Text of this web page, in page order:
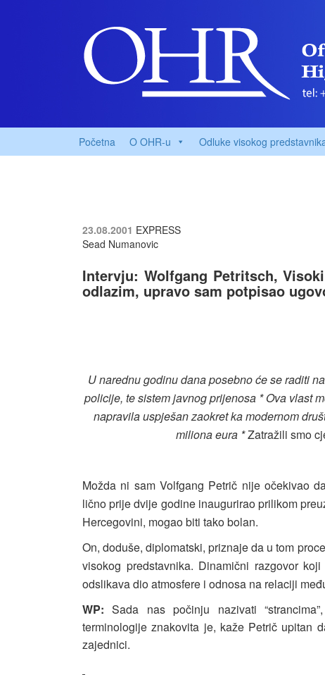
Početna O OHR-u Odluke visokog
23.08.2001 EXPRESS
Sead Numanovic
Intervju: Wolfgang Petritsch,
odlazim, upravo sam potpisao
U narednu godinu dana posebno će se raditi
policije, te sistem javnog prijenosa * Ova vlast
napravila uspješan zaokret ka modernom
miliona eura *Zatražili smo
Možda ni sam Volfgang Petrič nije očekivao
lično prije dvije godine inaugurirao prilikom
Hercegovini, mogao biti tako bolan.
On, doduše, diplomatski, priznaje da u tom
visokog predstavnika. Dinamični razgovor
odslikava dio atmosfere i odnosa na relaciji
WP:Sada nas počinju nazivati
terminologije znakovita je, kaže Petrič upitan
zajednici.